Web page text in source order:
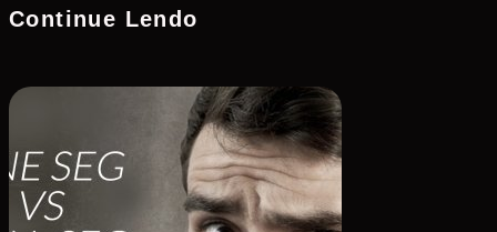
Continue Lendo